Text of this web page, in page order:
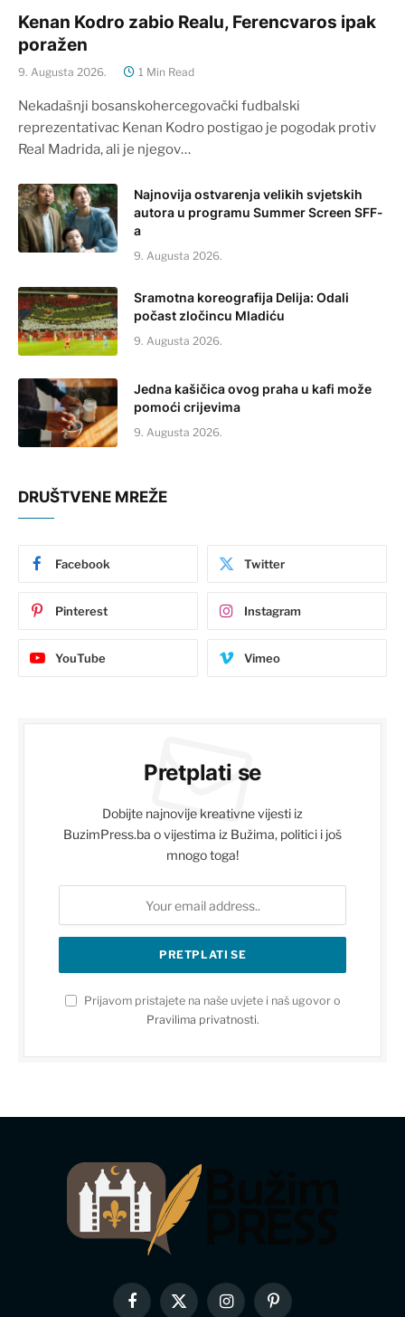
Kenan Kodro zabio Realu, Ferencvaros ipak
poražen
9. Augusta 2026. 1 Min Read
Nekadašnji bosanskohercegovački fudbalski
reprezentativac Kenan Kodro postigao je pogodak protiv
Real Madrida, ali je njegov…
Najnovija ostvarenja velikih svjetskih
autora u programu Summer Screen SFF-
a
9. Augusta 2026.
Sramotna koreografija Delija: Odali
počast zločincu Mladiću
9. Augusta 2026.
Jedna kašičica ovog praha u kafi može
pomoći crijevima
9. Augusta 2026.
DRUŠTVENE MREŽE
Facebook Twitter
Pinterest Instagram
YouTube Vimeo
Pretplati se
Dobijte najnovije kreativne vijesti iz
BuzimPress.ba o vijestima iz Bužima, politici i još
mnogo toga!
Prijavom pristajete na naše uvjete i naš ugovor o
Pravilima privatnosti.
Facebook
X InstagramPinterest